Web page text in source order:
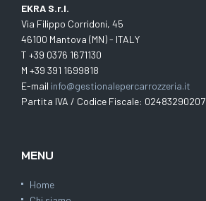
EKRA S.r.l.
Via Filippo Corridoni, 45
46100 Mantova (MN) - ITALY
T +39 0376 1671130
M +39 391 1699818
E-mail info@gestionalepercarrozzeria.it
Partita IVA / Codice Fiscale: 02483290207
MENU
Home